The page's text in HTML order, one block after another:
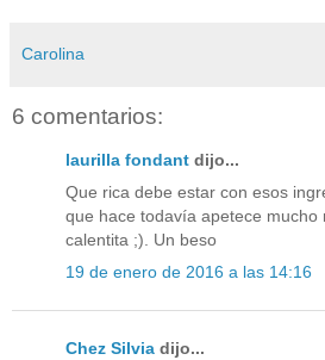
Carolina
6 comentarios:
laurilla fondant dijo...
Que rica debe estar con esos
que hace todavía apetece mucho
calentita ;). Un beso
19 de enero de 2016 a las 14:16
Chez Silvia dijo...